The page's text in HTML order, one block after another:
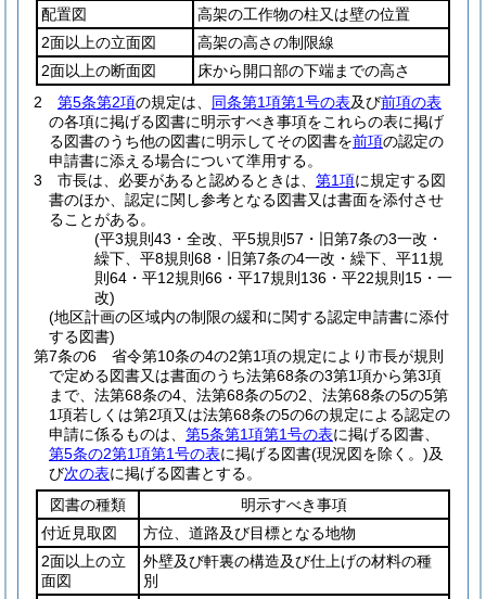
配置図
高架の工作物の柱又は壁の位置
2面以上の立面図
高架の高さの制限線
2面以上の断面図
床から開口部の下端までの高さ
2
第5条第2項の規定は、 同条第1項第1号の表及び前項の表
の各項に掲げる図書に明示すべき事項をこれらの表に掲げ
る図書のうち他の図書に明示してその図書を前項の認定の
申請書に添える場合について準用する。
3
市長は、必要があると認めるときは、 第1項に規定する図
書のほか、認定に関し参考となる図書又は書面を添付させ
ることがある。
(平3規則43・全改、平5規則57・旧第7条の3一改・
繰下、平8規則68・旧第7条の4一改・繰下、平11規
則64・平12規則66・平17規則136・平22規則15・一
改)
(地区計画の区域内の制限の緩和に関する認定申請書に添付
する図書)
第7条の6
省令第10条の4の2第1項の規定により市長が規則
で定める図書又は書面のうち法第68条の3第1項から第3項
まで、法第68条の4、法第68条の5の2、法第68条の5の5第
1項若しくは第2項又は法第68条の5の6の規定による認定の
申請に係るものは、 第5条第1項第1号の表に掲げる図書、
第5条の2第1項第1号の表に掲げる図書(現況図を除く。)及
び次の表に掲げる図書とする。
図書の種類
明示すべき事項
付近見取図
方位、道路及び目標となる地物
2面以上の立
面図
外壁及び軒裏の構造及び仕上げの材料の種
別